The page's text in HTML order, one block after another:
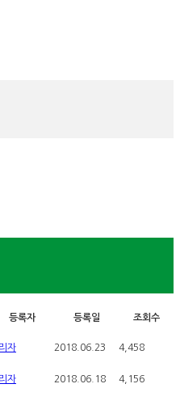
등록자 등록일 조회수
자 2018.06.23 4,458
자 2018.06.18 4,156